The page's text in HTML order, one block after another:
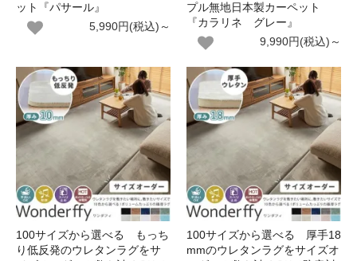
ット『パサール』
5,990円(税込)～
プル無地日本製カーペット
『カラリネ グレー』
9,990円(税込)～
100サイズから選べる もっち
り低反発のウレタンラグをサ
100サイズから選べる 厚手18
mmのウレタンラグをサイズオ